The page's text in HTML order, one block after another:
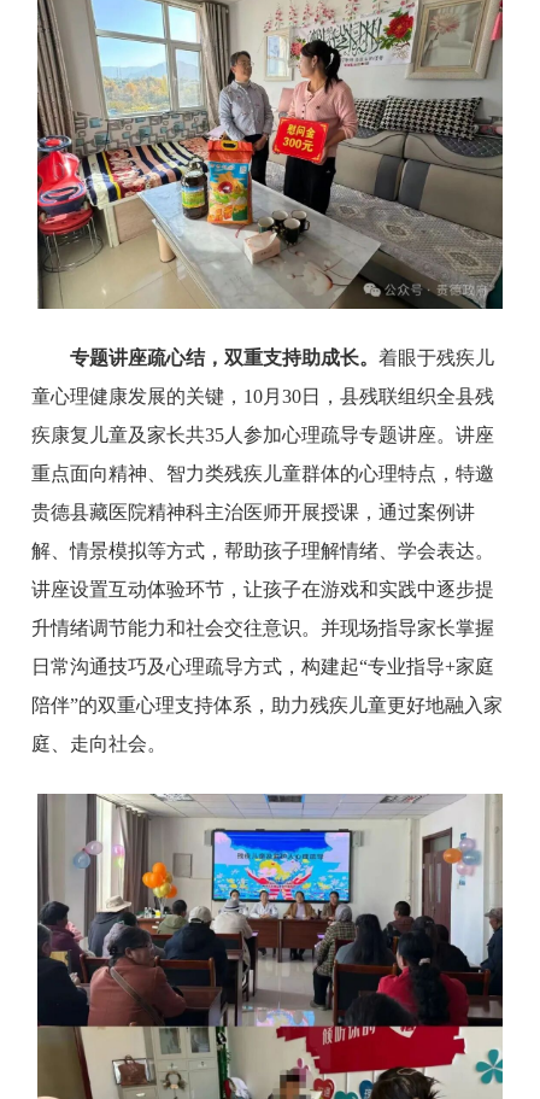
专题讲座疏心结，双重支持助成长。着眼于残疾儿
童心理健康发展的关键，10月30日，县残联组织全县残
疾康复儿童及家长共35人参加心理疏导专题讲座。讲座
重点面向精神、智力类残疾儿童群体的心理特点，特邀
贵德县藏医院精神科主治医师开展授课，通过案例讲
解、情景模拟等方式，帮助孩子理解情绪、学会表达。
讲座设置互动体验环节，让孩子在游戏和实践中逐步提
升情绪调节能力和社会交往意识。并现场指导家长掌握
日常沟通技巧及心理疏导方式，构建起“专业指导+家庭
陪伴”的双重心理支持体系，助力残疾儿童更好地融入家
庭、走向社会。